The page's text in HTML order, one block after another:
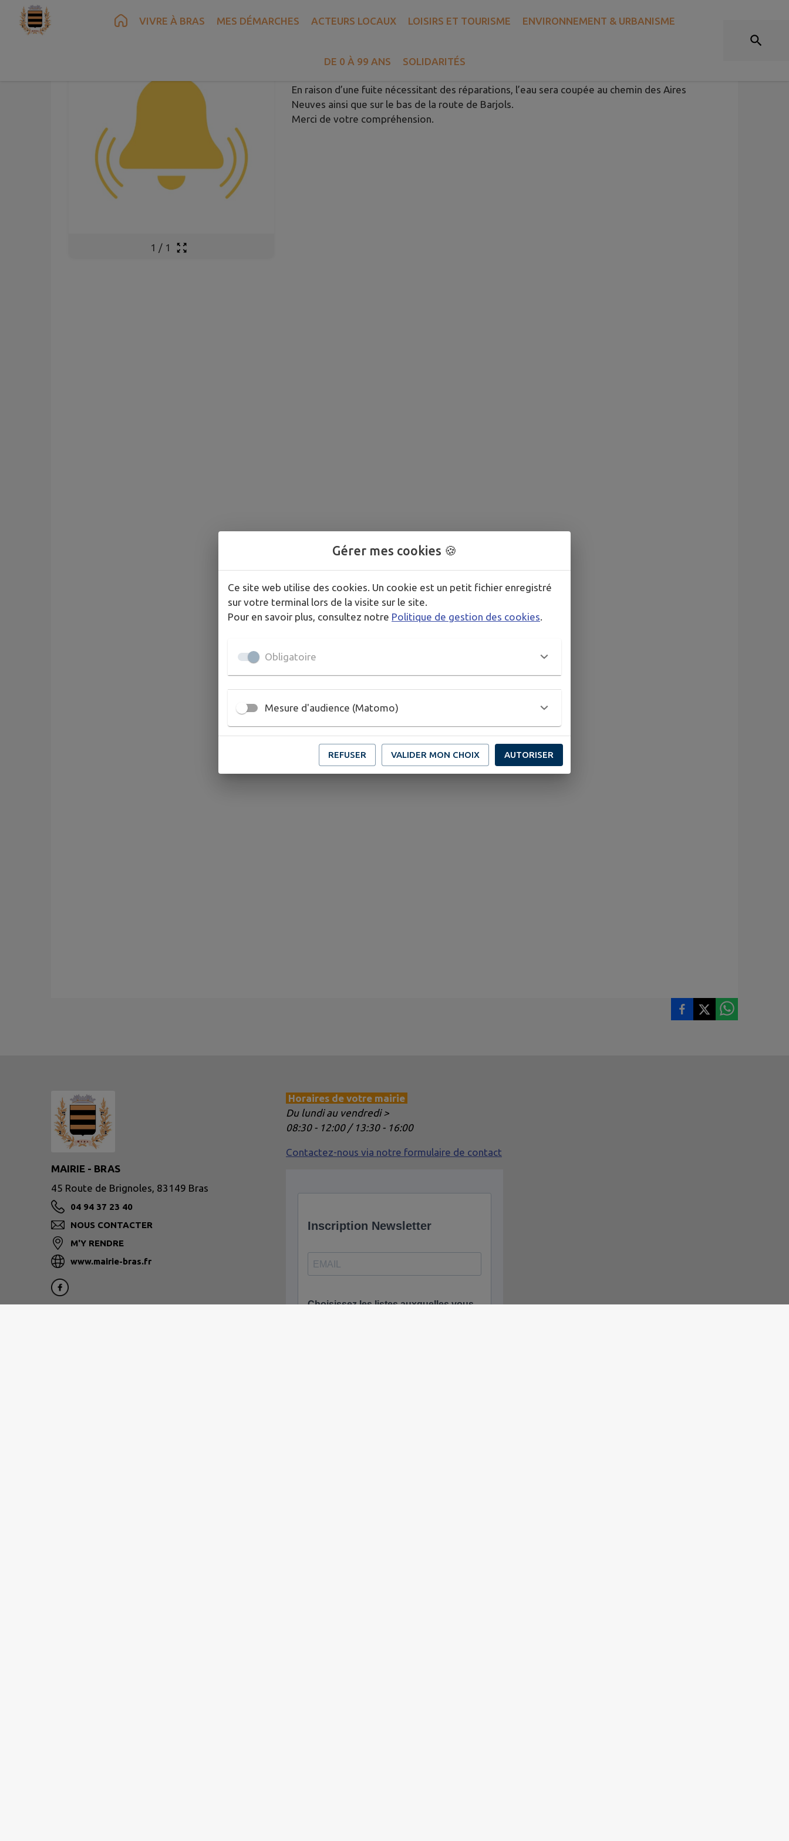
Contenu Recherche Pied de page
VIVRE À BRAS MES DÉMARCHES ACTEURS LOCAUX LOISIRS ET TOURISME ENVIRONNEMENT & URBANISME
DE 0 À 99 ANS SOLIDARITÉS
1 / 1
Publié le mercredi 08 juillet 2026 - Bras
En raison d’une fuite nécessitant des réparations, l’eau sera coupée au chemin des Aires
Neuves ainsi que sur le bas de la route de Barjols.
Merci de votre compréhension.
MAIRIE - BRAS
45 Route de Brignoles, 83149 Bras
04 94 37 23 40
NOUS CONTACTER
M'Y RENDRE
www.mairie-bras.fr
Horaires de votre mairie
Du lundi au vendredi >
08:30 - 12:00 / 13:30 - 16:00
Contactez-nous via notre formulaire de contact
Gérer mes cookies 🍪
Ce site web utilise des cookies. Un cookie est un petit fichier enregistré
sur votre terminal lors de la visite sur le site.
Pour en savoir plus, consultez notre Politique de gestion des cookies
Obligatoire
Mesure d'audience (Matomo)
REFUSER VALIDER MON CHOIX AUTORISER